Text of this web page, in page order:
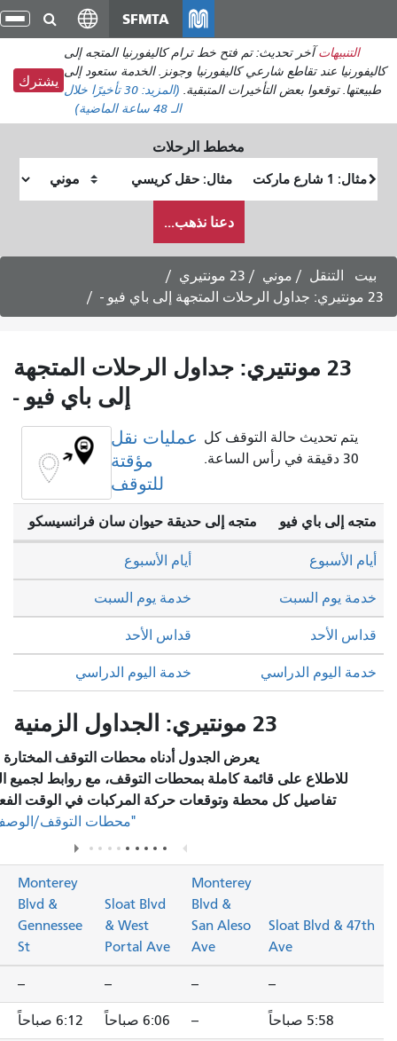
المحتوى
الرئيسي
تبديل
التنقل
تم فتح خط ترام كاليفورنيا المتجه إلى
كاليفورنيا وجونز. الخدمة ستعود إلى
المتبقية.(المزيد:30 تأخيرًا
خلال
يشترك
البداية
النهاية
في
السفر
23 مونتيري
جداول الرحلات المتجهة
عمليات نقل
مؤقتة
التوقف كل
متجه إلى حديقة حيوان سان فرانسيسكو
خدمة يوم السبت
قداس الأحد
أيام الأسبوع
خدمة اليوم الدراسي
يعرض الجدول أدناه محطات التوقف المختارة والخدمة المخطط لها.
كاملة بمحطات التوقف، مع روابط لجميع المحطات للاطلاع على
محطة وتوقعات حركة المركبات في الوقت الفعلي، يرجى زيارة قسم
"محطات التوقف/الوصف"في صفحة المسار.
San Aleso
Sloat Blvd
& West
Portal Ave
Monterey
Blvd &
Gennessee
St
Diamond St &
Bosworth St
-- 6:06 صباحاً 6:12 صباحاً 6:17 صباحاً